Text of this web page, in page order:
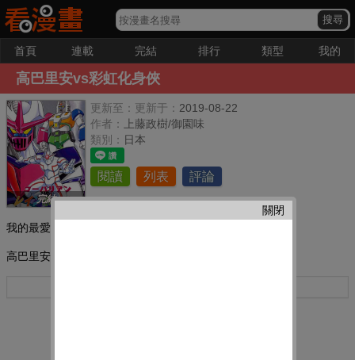
首頁 連載 完結 排行 類型 我的
高巴里安vs彩虹化身俠
完結
更新至： 更新于： 2019-08-22
作者：
上藤政樹/御園味
類別： 日本
閱讀 列表 評論
我的最愛：
高巴里安vs彩虹化身俠。
關閉